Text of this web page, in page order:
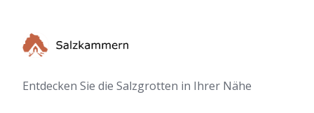
Entdecken Sie die Salzgrotten in Ihrer Nähe